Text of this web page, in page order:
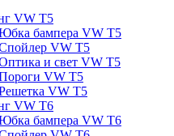
VW T5
бампера VW T5
VW T5
и свет VW T5
VW T5
VW T5
VW T6
бампера VW T6